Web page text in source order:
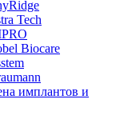
Tech
Biocare
имплантов и